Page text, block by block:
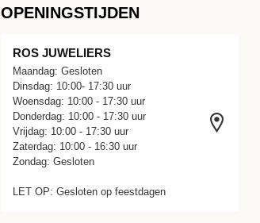
OPENINGSTIJDEN
ROS JUWELIERS
Maandag: Gesloten
Dinsdag: 10:00- 17:30 uur
Woensdag: 10:00 - 17:30 uur
Donderdag: 10:00 - 17:30 uur
Vrijdag: 10:00 - 17:30 uur
Zaterdag: 10:00 - 16:30 uur
Zondag: Gesloten
LET OP: Gesloten op feestdagen